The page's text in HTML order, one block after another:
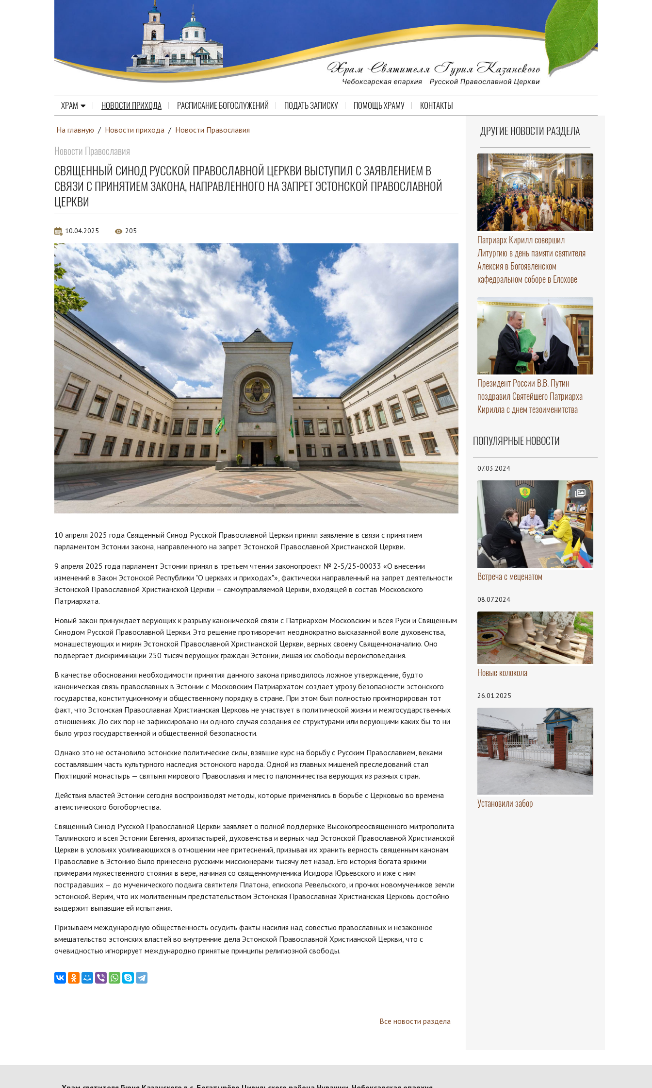
ХРАМ НОВОСТИ ПРИХОДА РАСПИСАНИЕ БОГОСЛУЖЕНИЙ ПОДАТЬ ЗАПИСКУ ПОМОЩЬ ХРАМУ КОНТАКТЫ
На главную / Новости прихода / Новости Православия
Новости Православия
СВЯЩЕННЫЙ СИНОД РУССКОЙ ПРАВОСЛАВНОЙ ЦЕРКВИ ВЫСТУПИЛ С ЗАЯВЛЕНИЕМ В
СВЯЗИ С ПРИНЯТИЕМ ЗАКОНА, НАПРАВЛЕННОГО НА ЗАПРЕТ ЭСТОНСКОЙ ПРАВОСЛАВНОЙ
ЦЕРКВИ
10.04.2025 205
10 апреля 2025 года Священный Синод Русской Православной Церкви принял заявление в связи с принятием
парламентом Эстонии закона, направленного на запрет Эстонской Православной Христианской Церкви.
9 апреля 2025 года парламент Эстонии принял в третьем чтении законопроект № 2-5/25-00033 «О внесении
изменений в Закон Эстонской Республики "О церквях и приходах"», фактически направленный на запрет деятельности
Эстонской Православной Христианской Церкви — самоуправляемой Церкви, входящей в состав Московского
Патриархата.
Новый закон принуждает верующих к разрыву канонической связи с Патриархом Московским и всея Руси и Священным
Синодом Русской Православной Церкви. Это решение противоречит неоднократно высказанной воле духовенства,
монашествующих и мирян Эстонской Православной Христианской Церкви, верных своему Священноначалию. Оно
подвергает дискриминации 250 тысяч верующих граждан Эстонии, лишая их свободы вероисповедания.
В качестве обоснования необходимости принятия данного закона приводилось ложное утверждение, будто
каноническая связь православных в Эстонии с Московским Патриархатом создает угрозу безопасности эстонского
государства, конституционному и общественному порядку в стране. При этом был полностью проигнорирован тот
факт, что Эстонская Православная Христианская Церковь не участвует в политической жизни и межгосударственных
отношениях. До сих пор не зафиксировано ни одного случая создания ее структурами или верующими каких бы то ни
было угроз государственной и общественной безопасности.
Однако это не остановило эстонские политические силы, взявшие курс на борьбу с Русским Православием, веками
составлявшим часть культурного наследия эстонского народа. Одной из главных мишеней преследований стал
Пюхтицкий монастырь — святыня мирового Православия и место паломничества верующих из разных стран.
Действия властей Эстонии сегодня воспроизводят методы, которые применялись в борьбе с Церковью во времена
атеистического богоборчества.
Священный Синод Русской Православной Церкви заявляет о полной поддержке Высокопреосвященного митрополита
Таллинского и всея Эстонии Евгения, архипастырей, духовенства и верных чад Эстонской Православной Христианской
Церкви в условиях усиливающихся в отношении нее притеснений, призывая их хранить верность священным канонам.
Православие в Эстонию было принесено русскими миссионерами тысячу лет назад. Его история богата яркими
примерами мужественного стояния в вере, начиная со священномученика Исидора Юрьевского и иже с ним
пострадавших — до мученического подвига святителя Платона, епископа Ревельского, и прочих новомучеников земли
эстонской. Верим, что их молитвенным предстательством Эстонская Православная Христианская Церковь достойно
выдержит выпавшие ей испытания.
Призываем международную общественность осудить факты насилия над совестью православных и незаконное
вмешательство эстонских властей во внутренние дела Эстонской Православной Христианской Церкви, что с
очевидностью игнорирует международно принятые принципы религиозной свободы.
Все новости раздела
ДРУГИЕ НОВОСТИ РАЗДЕЛА
Патриарх Кирилл совершил
Литургию в день памяти святителя
Алексия в Богоявленском
кафедральном соборе в Елохове
Президент России В.В. Путин
поздравил Святейшего Патриарха
Кирилла с днем тезоименитства
ПОПУЛЯРНЫЕ НОВОСТИ
07.03.2024
Встреча с меценатом
08.07.2024
Новые колокола
26.01.2025
Установили забор